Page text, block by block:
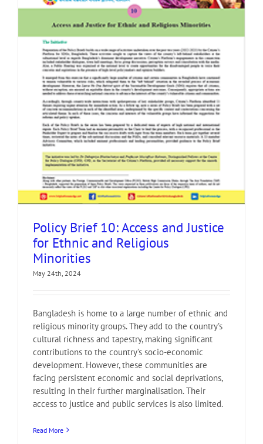
Policy Brief 10: Access and Justice
for Ethnic and Religious
Minorities
May 24th, 2024
Bangladesh is home to a large number of ethnic and
religious minority groups. They add to the country’s
cultural richness and tapestry, making significant
contributions to the country’s socio-economic
development. However, these communities are
facing persistent economic and social deprivations,
resulting in their further marginalisation. Their
access to justice and public services is also limited.
Read More